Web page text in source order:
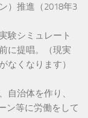
）推進（2018年3
験シミュレート
に提唱。（現実
なくなります）
自治体を作り、
ン等に労働をして